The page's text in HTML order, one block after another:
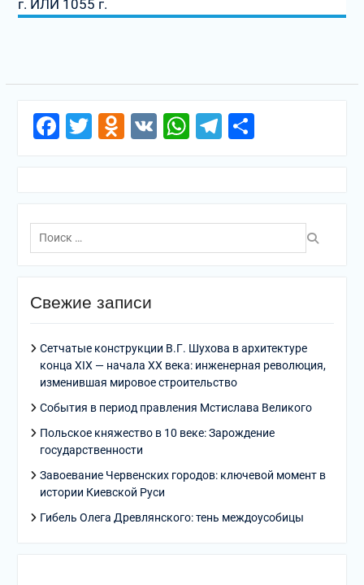
г. ИЛИ 1055 г.
Facebook
Twitter
Odnoklassniki
VK WhatsApp
Telegram
Поиск
по:
Свежие записи
Сетчатые конструкции В.Г. Шухова в архитектуре
конца XIX — начала XX века: инженерная революция,
изменившая мировое строительство
События в период правления Мстислава Великого
Польское княжество в 10 веке: Зарождение
государственности
Завоевание Червенских городов: ключевой момент в
истории Киевской Руси
Гибель Олега Древлянского: тень междоусобицы